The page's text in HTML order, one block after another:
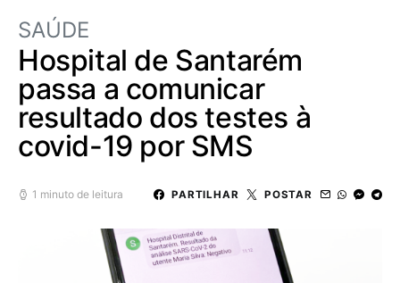
SAÚDE
Hospital de Santarém
passa a comunicar
resultado dos testes à
covid-19 por SMS
1 minuto de leitura PARTILHAR POSTAR